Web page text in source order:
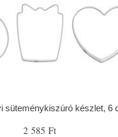
süteménykiszúró készlet, 6
2 585 Ft